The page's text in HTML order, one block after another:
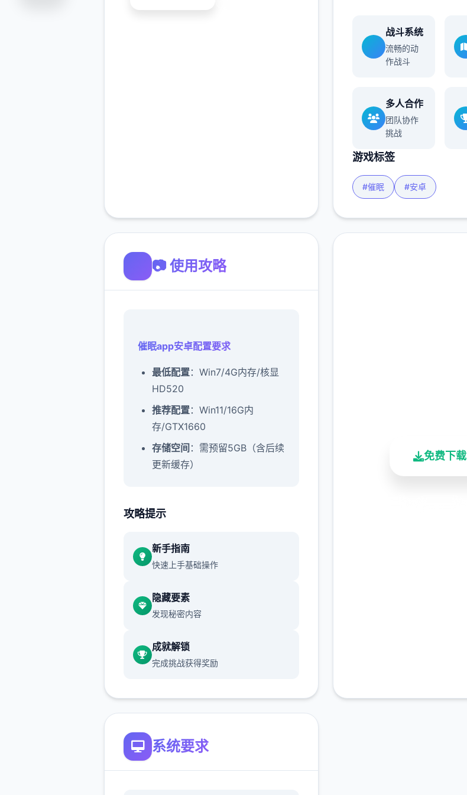
战斗系统
流畅的动
作战斗
多人合作
团队协作
挑战
游戏标签
#催眠 #安卓
📷 使用攻略
催眠app安卓配置要求
​最低配置​​：Win7/4G内存/核显
HD520
​推荐配置​​：Win11/16G内
存/GTX1660
​存储空间​ ​：需预留5GB（含后续
更新缓存）
催眠app攻略：
新增chuang戏功能
现在可以进行床戏教学了
体育仓库和保健室均可触发chuang
戏，但目前体育仓库尚未实装
但为方便进度报告版体验，现调整
为角色等级≥10时开放
新增毛剃除功能
该功能其实早已开发完成，但因未
攻略提示
新手指南
快速上手基础操作
隐藏要素
发现秘密内容
成就解锁
完成挑战获得奖励
免费下载
系统要求